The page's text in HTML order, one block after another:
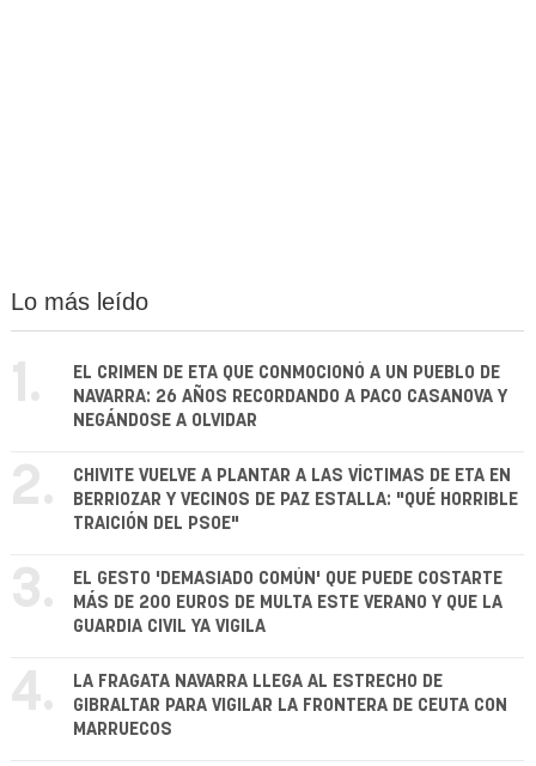
Lo más leído
1.
EL CRIMEN DE ETA QUE CONMOCIONÓ A UN PUEBLO DE
NAVARRA: 26 AÑOS RECORDANDO A PACO CASANOVA Y
NEGÁNDOSE A OLVIDAR
2.
CHIVITE VUELVE A PLANTAR A LAS VÍCTIMAS DE ETA EN
BERRIOZAR Y VECINOS DE PAZ ESTALLA: "QUÉ HORRIBLE
TRAICIÓN DEL PSOE"
3.
EL GESTO 'DEMASIADO COMÚN' QUE PUEDE COSTARTE
MÁS DE 200 EUROS DE MULTA ESTE VERANO Y QUE LA
GUARDIA CIVIL YA VIGILA
4.
LA FRAGATA NAVARRA LLEGA AL ESTRECHO DE
GIBRALTAR PARA VIGILAR LA FRONTERA DE CEUTA CON
MARRUECOS